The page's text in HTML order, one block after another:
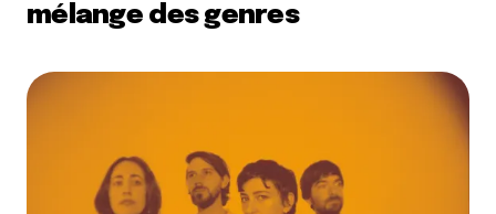
mélange des genres